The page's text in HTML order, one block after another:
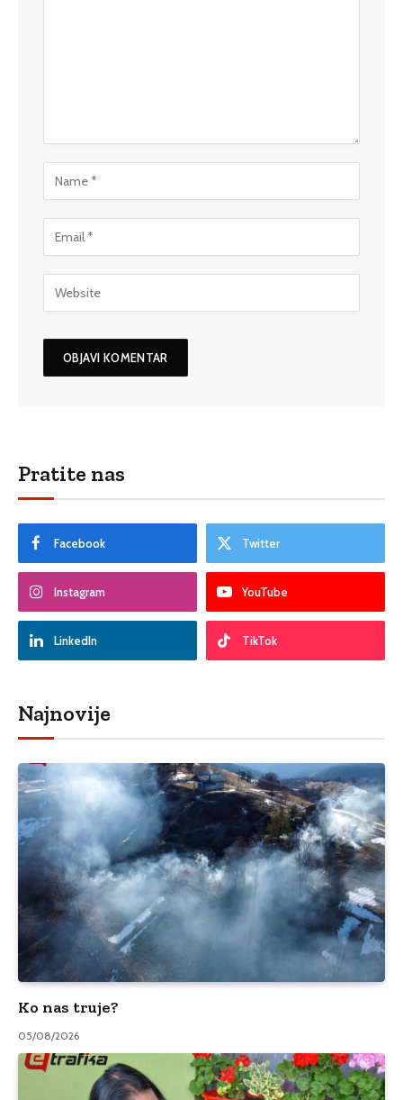
Pratite nas
Facebook Twitter
Instagram YouTube
LinkedIn TikTok
Najnovije
Ko nas truje?
05/08/2026